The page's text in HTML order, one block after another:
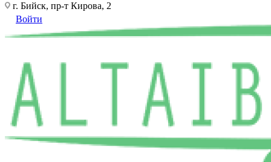
г. Бийск, пр-т Кирова, 2
Войти